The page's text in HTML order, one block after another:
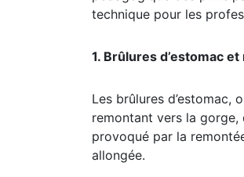
technique pour les
1. Brûlures d’estomac
Les brûlures d’estomac,
remontant vers la
provoqué par la
allongée.